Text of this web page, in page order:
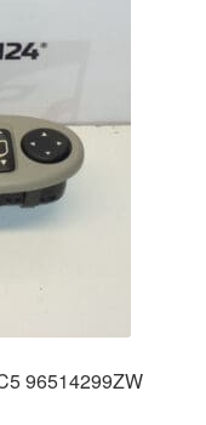
96514299ZW